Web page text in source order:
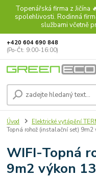
Topenářská firma z Jičína
spolehlivosti. Rodinná
službami včetně
+420 604 690 848
(Po-Čt: 9:00-16:00)
Úvod Elektrické vytápění
Topná rohož (instalační set)
WIFI-Topná
9m2 výkon